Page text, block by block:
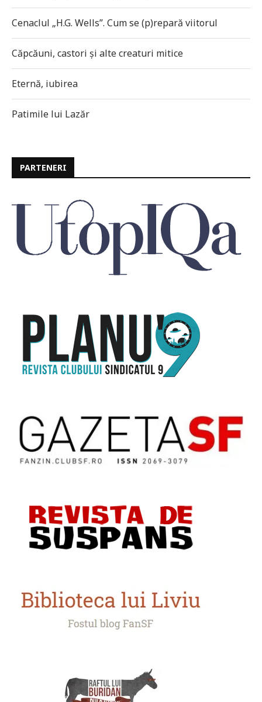
Cenaclul „H.G. Wells”. Cum se (p)repară viitorul
Căpcăuni, castori și alte creaturi mitice
Eternă, iubirea
Patimile lui Lazăr
PARTENERI